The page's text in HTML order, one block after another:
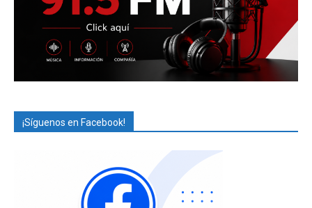
¡Síguenos en Facebook!